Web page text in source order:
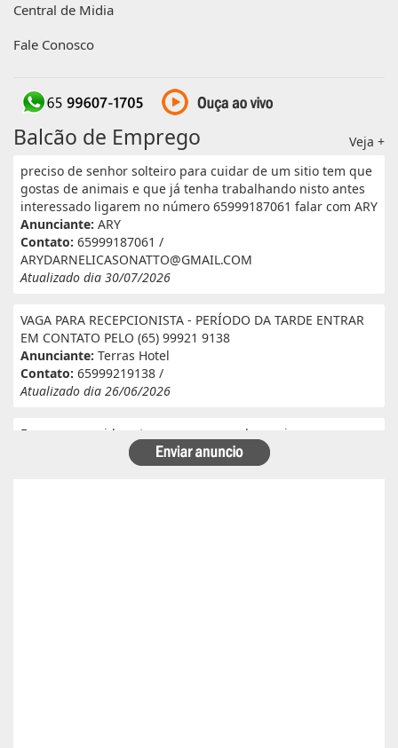
Central de Midia
Fale Conosco
Balcão de Emprego
Veja +
preciso de senhor solteiro para cuidar de um sitio tem que
gostas de animais e que já tenha trabalhando nisto antes
interessado ligarem no número 65999187061 falar com ARY
Anunciante: ARY
Contato: 65999187061 /
ARYDARNELICASONATTO@GMAIL.COM
Atualizado dia 30/07/2026
VAGA PARA RECEPCIONISTA - PERÍODO DA TARDE ENTRAR
EM CONTATO PELO (65) 99921 9138
Anunciante: Terras Hotel
Contato: 65999219138 /
Atualizado dia 26/06/2026
Eu e meu marido estamos a procura de serviço em
fazenda. Eu tenho experiência e referência em cantina, ele
tem experiência e referência em lavoura. Passa veneno,